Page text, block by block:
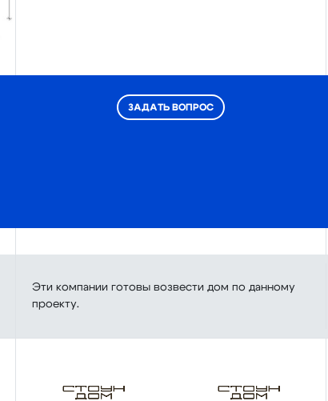
ЗАДАТЬ ВОПРОС
Эти компании готовы возвести дом по данному
проекту.